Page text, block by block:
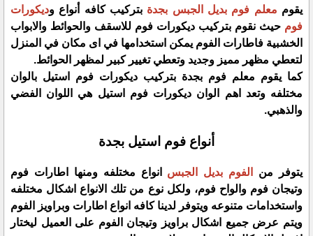
يقوم معلم فوم بديل الجبس بجدة بتركيب كافه أنواع وديكورات
فوم حيث نقوم بتركيب ديكورات فوم للاسقف والحوائط والابواب
الخشبية فاطارات الفوم يمكن استخدامها في اى مكان في المنزل
لتعطي مظهر مميز وجديد وتعطي تغيير كبير لمظهر الحوائط.
كما يقوم معلم فوم بجدة بتركيب ديكورات فوم استيل بالوان
مختلفه وتعد اهم الوان ديكورات فوم استيل هي اللوان الفضي
والذهبي.
أنواع فوم استيل بجدة
يتوفر من الفوم بديل الجبس انواع مختلفه ومنها اطارات فوم
وتيجان فوم والواح فوم، ولكل نوع من تلك الانواع اشكال مختلفه
واستخدامات متنوعه ويتوفر لدينا كافه انواع اطارات وبراويز الفوم
ويتم عرض جميع اشكال براويز وتيجان الفوم على العميل ليختار